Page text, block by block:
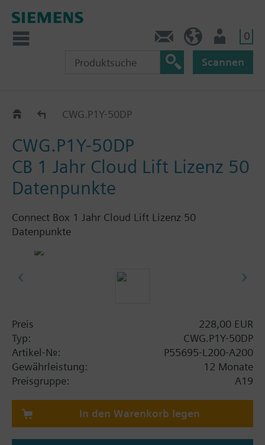
0
Scannen
Connect Box
CWG.P1Y-50DP
CWG.P1Y-50DP
CB 1 Jahr Cloud Lift Lizenz 50
Datenpunkte
Connect Box 1 Jahr Cloud Lift Lizenz 50
Datenpunkte
Preis
228,00 EUR
Typ:
CWG.P1Y-50DP
Artikel-Nr.:
P55695-L200-A200
Gewährleistung:
12 Monate
Preisgruppe:
A19
In den Warenkorb legen